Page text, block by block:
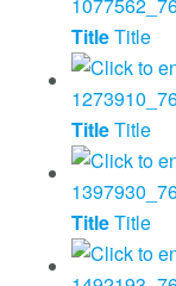
TitleTitle
TitleTitle
TitleTitle